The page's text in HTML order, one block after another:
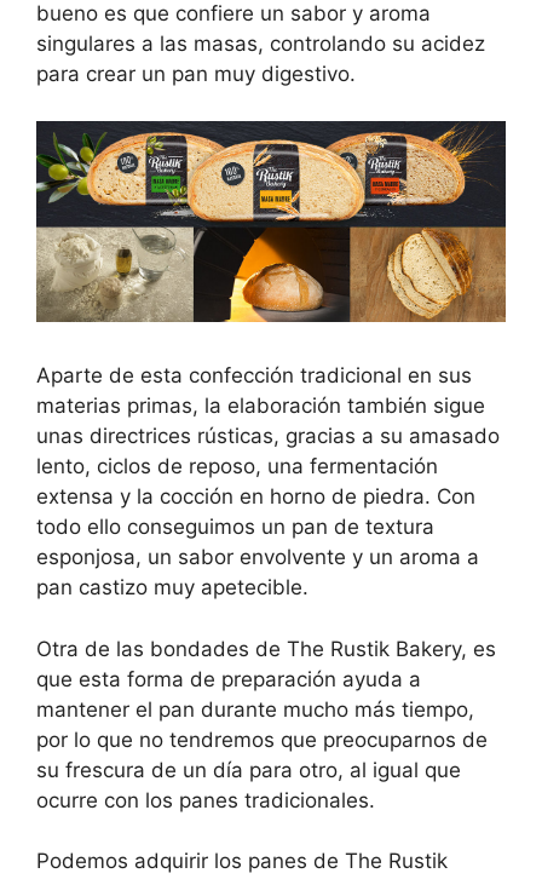
bueno es que confiere un sabor y aroma
singulares a las masas, controlando su acidez
para crear un pan muy digestivo.
Aparte de esta confección tradicional en sus
materias primas, la elaboración también sigue
unas directrices rústicas, gracias a su amasado
lento, ciclos de reposo, una fermentación
extensa y la cocción en horno de piedra. Con
todo ello conseguimos un pan de textura
esponjosa, un sabor envolvente y un aroma a
pan castizo muy apetecible.
Otra de las bondades de The Rustik Bakery, es
que esta forma de preparación ayuda a
mantener el pan durante mucho más tiempo,
por lo que no tendremos que preocuparnos de
su frescura de un día para otro, al igual que
ocurre con los panes tradicionales.
Podemos adquirir los panes de The Rustik